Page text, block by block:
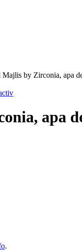
by Zirconia, apa
apa
.